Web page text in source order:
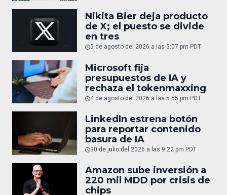
Nikita Bier deja producto
de X; el puesto se divide
en tres
5 de agosto del 2026 a las 5:07 pm PDT
Microsoft fija
presupuestos de IA y
rechaza el tokenmaxxing
4 de agosto del 2026 a las 5:55 pm PDT
LinkedIn estrena botón
para reportar contenido
basura de IA
30 de julio del 2026 a las 9:22 pm PDT
Amazon sube inversión a
220 mil MDD por crisis de
chips